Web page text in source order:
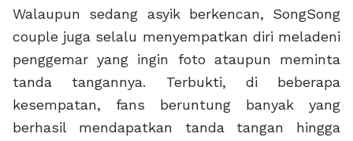
Walaupun sedang asyik berkencan, SongSong
couple juga selalu menyempatkan diri meladeni
penggemar yang ingin foto ataupun meminta
tanda tangannya. Terbukti, di beberapa
kesempatan, fans beruntung banyak yang
berhasil mendapatkan tanda tangan hingga